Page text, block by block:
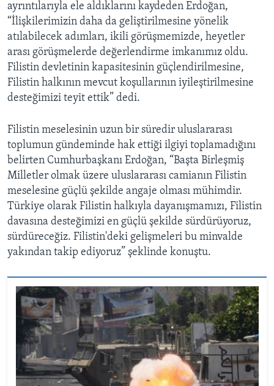
ayrıntılarıyla ele aldıklarını kaydeden Erdoğan,
“İlişkilerimizin daha da geliştirilmesine yönelik
atılabilecek adımları, ikili görüşmemizde, heyetler
arası görüşmelerde değerlendirme imkanımız oldu.
Filistin devletinin kapasitesinin güçlendirilmesine,
Filistin halkının mevcut koşullarının iyileştirilmesine
desteğimizi teyit ettik” dedi.
Filistin meselesinin uzun bir süredir uluslararası
toplumun gündeminde hak ettiği ilgiyi toplamadığını
belirten Cumhurbaşkanı Erdoğan, “Başta Birleşmiş
Milletler olmak üzere uluslararası camianın Filistin
meselesine güçlü şekilde angaje olması mühimdir.
Türkiye olarak Filistin halkıyla dayanışmamızı, Filistin
davasına desteğimizi en güçlü şekilde sürdürüyoruz,
sürdüreceğiz. Filistin'deki gelişmeleri bu minvalde
yakından takip ediyoruz” şeklinde konuştu.